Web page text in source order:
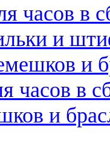
часов в
и
и
часов в
и